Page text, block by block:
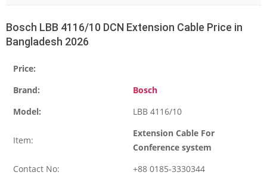
Bosch LBB 4116/10 DCN Extension Cable Price in
Bangladesh 2026
Price:
Brand:
Bosch
Model:
LBB 4116/10
Item:
Extension Cable For
Conference system
Contact No:
+88 0185-3330344